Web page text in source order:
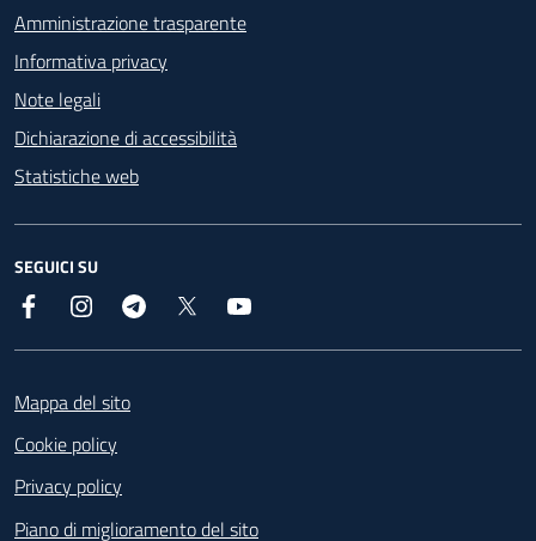
Amministrazione trasparente
Informativa privacy
Note legali
Dichiarazione di accessibilità
Statistiche web
SEGUICI SU
Facebook InstagramTelegram
Mappa del sito
Cookie policy
Privacy policy
Piano di miglioramento del sito